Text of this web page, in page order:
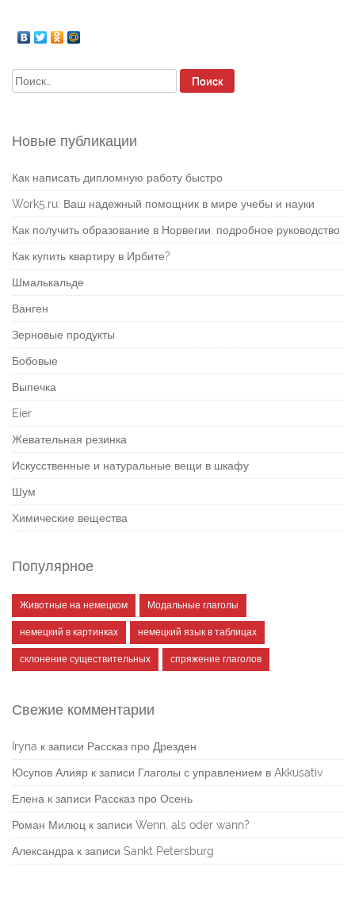
Найти:
Новые публикации
Как написать дипломную работу быстро
Work5.ru: Ваш надежный помощник в мире учебы и науки
Как получить образование в Норвегии: подробное руководство
Как купить квартиру в Ирбите?
Шмалькальде
Ванген
Зерновые продукты
Бобовые
Выпечка
Eier
Жевательная резинка
Искусственные и натуральные вещи в шкафу
Шум
Химические вещества
Популярное
Животные на немецком Модальные глаголы
немецкий в картинках немецкий язык в таблицах
склонение существительных спряжение глаголов
Свежие комментарии
Iryna к записи Рассказ про Дрезден
Юсупов Алияр к записи Глаголы с управлением в Akkusativ
Елена к записи Рассказ про Осень
Роман Милюц к записи Wenn, als oder wann?
Александра к записи Sankt Petersburg